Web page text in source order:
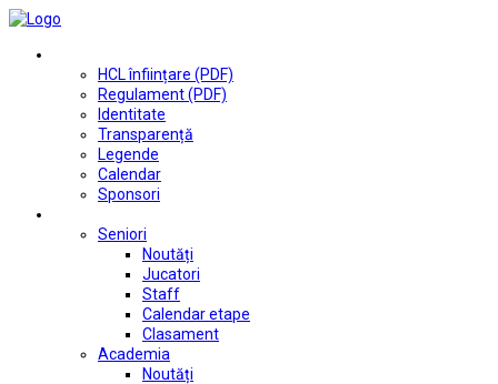
HCL înființare (PDF)
Regulament (PDF)
Identitate
Transparență
Legende
Calendar
Sponsori
Seniori
Noutăți
Jucatori
Staff
Calendar etape
Clasament
Academia
Noutăți